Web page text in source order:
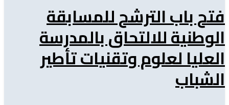
فتح باب الترشح للمسابقة
الوطنية للالتحاق بالمدرسة
العليا لعلوم وتقنيات تأطير
الشباب